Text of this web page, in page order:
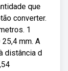
que
converter.
1
mm. A
distância d